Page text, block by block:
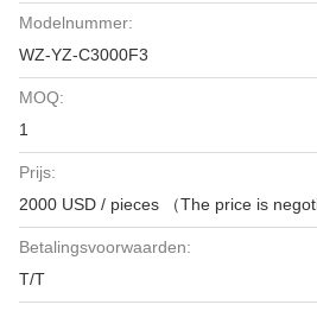
Modelnummer:
WZ-YZ-C3000F3
MOQ:
1
Prijs:
2000 USD / pieces （The price is
Betalingsvoorwaarden:
T/T